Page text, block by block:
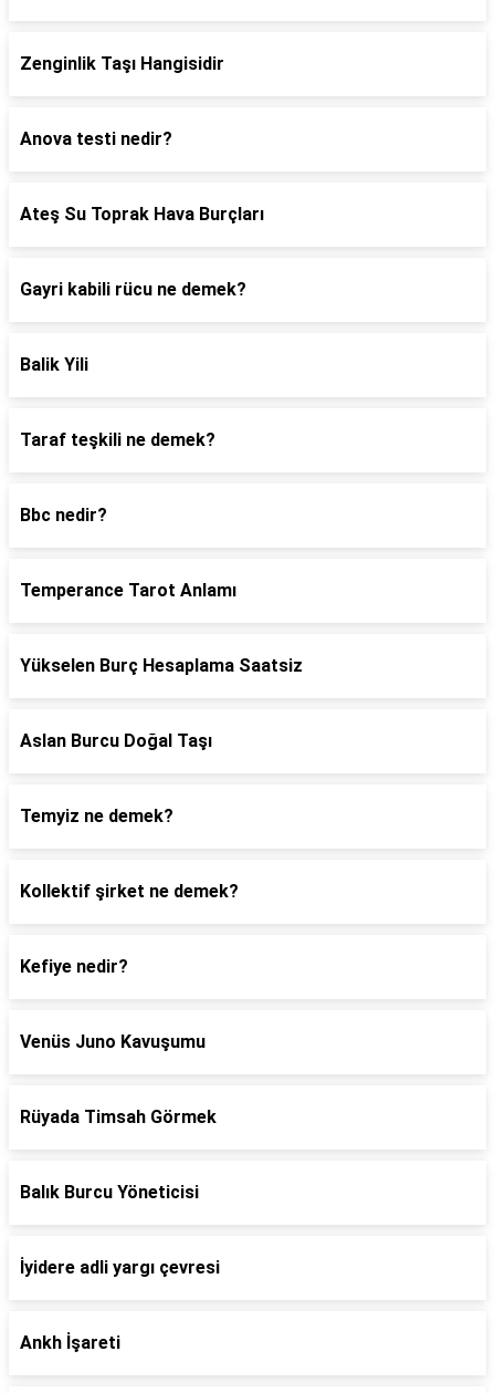
Zenginlik Taşı Hangisidir
Anova testi nedir?
Ateş Su Toprak Hava Burçları
Gayri kabili rücu ne demek?
Balik Yili
Taraf teşkili ne demek?
Bbc nedir?
Temperance Tarot Anlamı
Yükselen Burç Hesaplama Saatsiz
Aslan Burcu Doğal Taşı
Temyiz ne demek?
Kollektif şirket ne demek?
Kefiye nedir?
Venüs Juno Kavuşumu
Rüyada Timsah Görmek
Balık Burcu Yöneticisi
İyidere adli yargı çevresi
Ankh İşareti